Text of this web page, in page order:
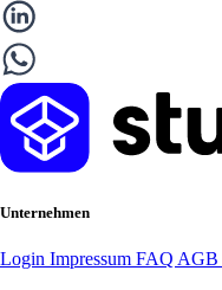
Unternehmen
Login Impressum FAQ AGB